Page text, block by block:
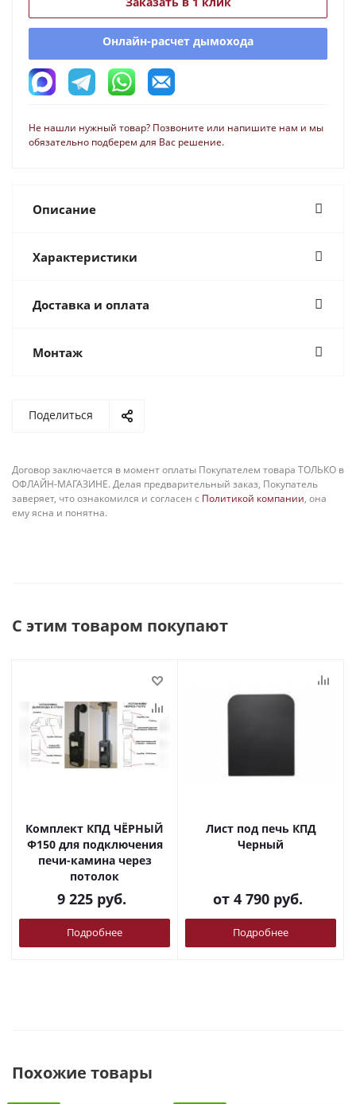
Онлайн-расчет дымохода
Не нашли нужный товар? Позвоните или напишите нам и мы
обязательно подберем для Вас решение.
Описание
Характеристики
Доставка и оплата
Монтаж
Поделиться
Договор заключается в момент оплаты Покупателем товара ТОЛЬКО в
ОФЛАЙН-МАГАЗИНЕ. Делая предварительный заказ, Покупатель
заверяет, что ознакомился и согласен с Политикой компании, она
ему ясна и понятна.
С этим товаром покупают
Комплект КПД ЧЁРНЫЙ
Ф150 для подключения
печи-камина через
потолок
9 225 руб.
Подробнее
Лист под печь КПД
Черный
от 4 790 руб.
Подробнее
Похожие товары